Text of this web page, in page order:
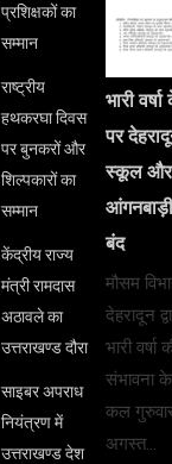
प्रशिक्षकों का
सम्मान
राष्ट्रीय
हथकरघा दिवस
पर बुनकरों और
शिल्पकारों का
सम्मान
केंद्रीय राज्य
मंत्री रामदास
अठावले का
उत्तराखण्ड दौरा
साइबर अपराध
नियंत्रण में
उत्तराखण्ड देश
भारी
पर
स्कूल और
बंद
मौसम
देहरादून
भारी वर्षा
संभावना
कल
अगस्त…